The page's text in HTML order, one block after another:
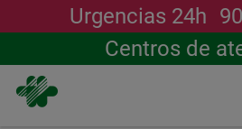
Urgencias 24h
Centros de